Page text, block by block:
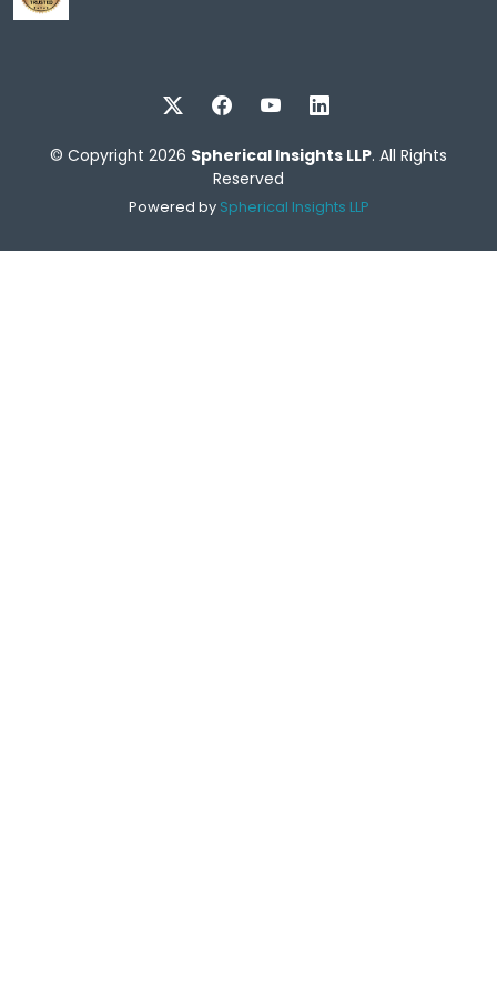
© Copyright 2026 Spherical Insights LLP. All Rights
Reserved
Powered by Spherical Insights LLP